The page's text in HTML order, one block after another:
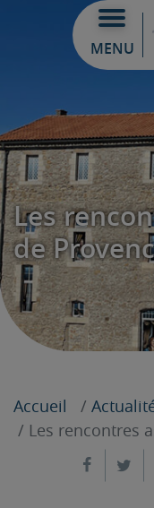
MENU
Les
de
Accueil
Les rencontres